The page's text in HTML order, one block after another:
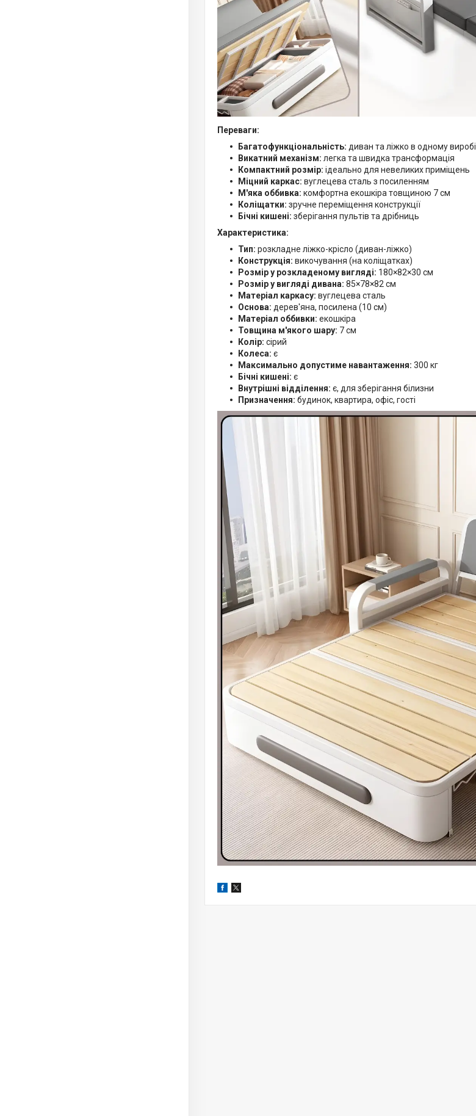
Переваги:
Багатофункціональність: диван та ліжко в одному виробі
Викатний механізм: легка та швидка трансформація
Компактний розмір: ідеально для невеликих приміщень
Міцний каркас: вуглецева сталь з посиленням
М'яка оббивка: комфортна екошкіра товщиною 7 см
Коліщатки: зручне переміщення конструкції
Бічні кишені: зберігання пультів та дрібниць
Характеристика:
Тип: розкладне ліжко-крісло (диван-ліжко)
Конструкція: викочування (на коліщатках)
Розмір у розкладеному вигляді: 180×82×30 см
Розмір у вигляді дивана: 85×78×82 см
Матеріал каркасу: вуглецева сталь
Основа: дерев'яна, посилена (10 см)
Матеріал оббивки: екошкіра
Товщина м'якого шару: 7 см
Колір: сірий
Колеса: є
Максимально допустиме навантаження: 300 кг
Бічні кишені: є
Внутрішні відділення: є, для зберігання білизни
Призначення: будинок, квартира, офіс, гості